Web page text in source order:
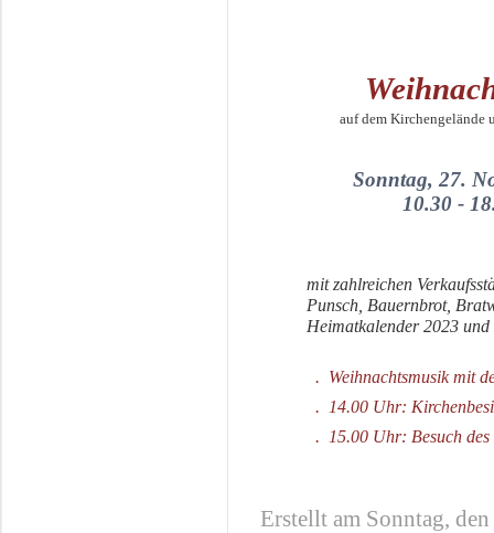
auf dem Kirchengelände
Sonntag, 27.
10.30 -
mit zahlreichen
Punsch, Bauernbrot,
Heimatkalender 2023
. Weihnachtsmusik mit
. 14.00 Uhr:
. 15.00 Uhr: Besuch des
Erstellt am Sonntag,